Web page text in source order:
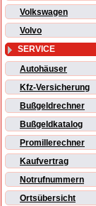
Volkswagen
Volvo
SERVICE
Autohäuser
Kfz-Versicherung
Bußgeldrechner
Bußgeldkatalog
Promillerechner
Kaufvertrag
Notrufnummern
Ortsübersicht